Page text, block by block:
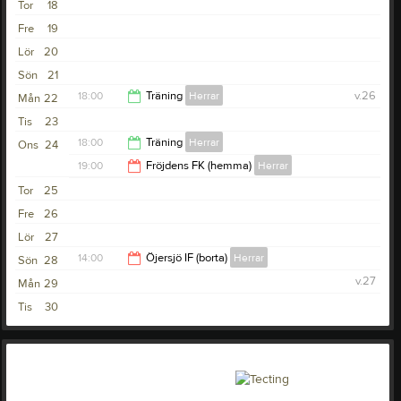
18
Tor
19
Fre
20
Lör
21
Sön
22
Mån v.26
18:00 Träning Herrar
19:30
23
Tis
24
Ons 18:00 Träning Herrar
19:00 Fröjdens FK (hemma) Herrar
25
Tor
26
Fre
27
Lör
28
Sön 14:00 Öjersjö IF (borta) Herrar
29
Mån
v.27
30
Tis